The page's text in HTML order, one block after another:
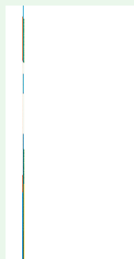
содержимому